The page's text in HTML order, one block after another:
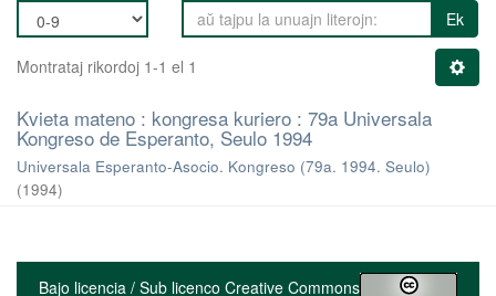
Ek
Montrataj rikordoj 1-1 el 1
Kvieta mateno : kongresa kuriero : 79a Universala
Kongreso de Esperanto, Seulo 1994
Universala Esperanto-Asocio. Kongreso (79a. 1994. Seulo)
(1994)
Bajo licencia / Sub licenco Creative Commons